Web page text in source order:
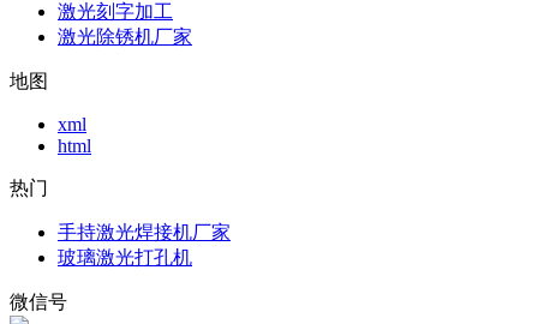
激光刻字加工
激光除锈机厂家
地图
xml
html
热门
手持激光焊接机厂家
玻璃激光打孔机
微信号